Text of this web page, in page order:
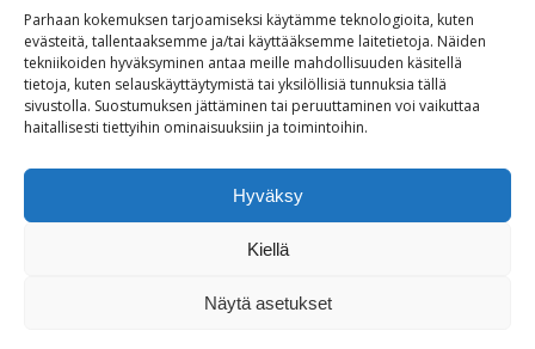
Parhaan kokemuksen tarjoamiseksi käytämme teknologioita, kuten
evästeitä, tallentaaksemme ja/tai käyttääksemme laitetietoja. Näiden
tekniikoiden hyväksyminen antaa meille mahdollisuuden käsitellä
tietoja, kuten selauskäyttäytymistä tai yksilöllisiä tunnuksia tällä
sivustolla. Suostumuksen jättäminen tai peruuttaminen voi vaikuttaa
haitallisesti tiettyihin ominaisuuksiin ja toimintoihin.
Hyväksy
Kiellä
Näytä asetukset
Tietosuojaseloste